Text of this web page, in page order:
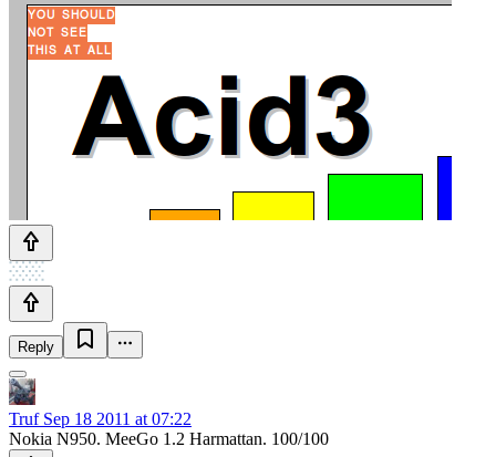
Reply
TrufSep 18 2011 at 07:22
Nokia N950. MeeGo 1.2 Harmattan. 100/100